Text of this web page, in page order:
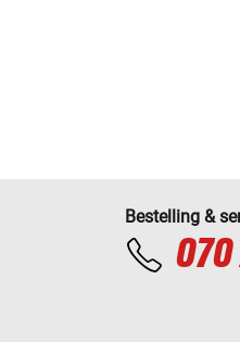
Bestelling &
070